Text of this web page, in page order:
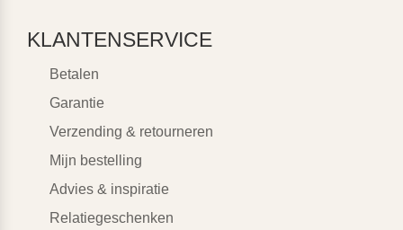
KLANTENSERVICE
Betalen
Garantie
Verzending & retourneren
Mijn bestelling
Advies & inspiratie
Relatiegeschenken